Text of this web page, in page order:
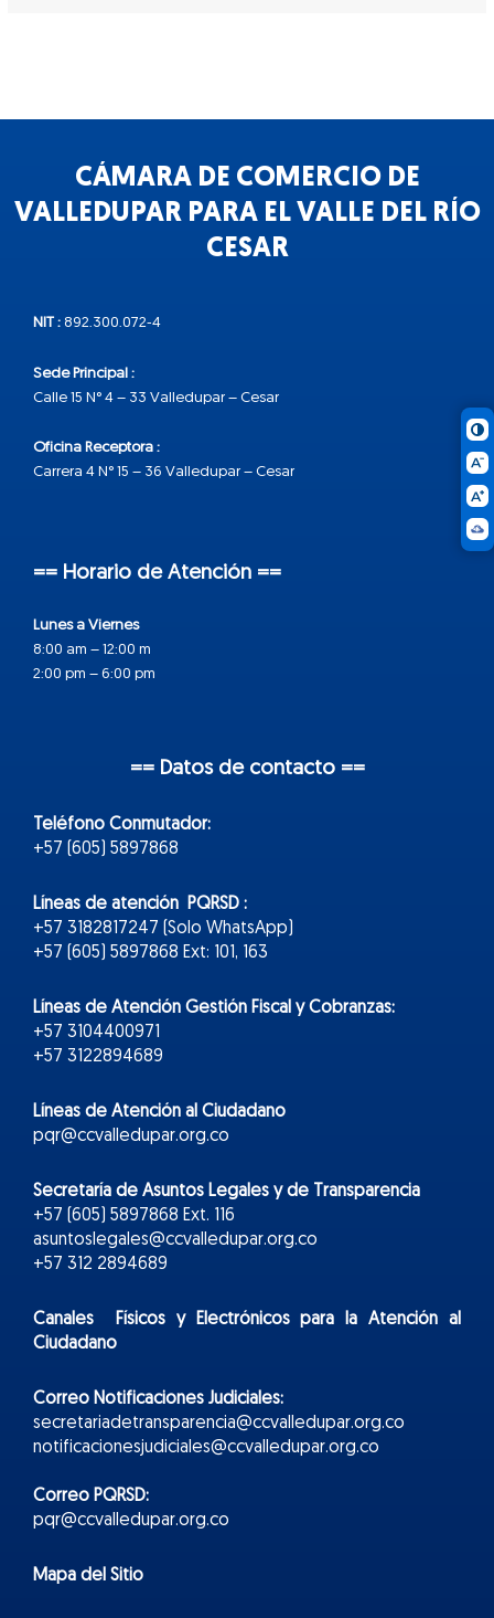
CÁMARA DE COMERCIO DE
VALLEDUPAR PARA EL VALLE DEL RÍO
CESAR
NIT : 892.300.072-4
Sede Principal :
Calle 15 N° 4 – 33 Valledupar – Cesar
Oficina Receptora :
Carrera 4 N° 15 – 36 Valledupar – Cesar
== Horario de Atención ==
Lunes a Viernes
8:00 am – 12:00 m
2:00 pm – 6:00 pm
== Datos de contacto ==
Teléfono Conmutador:
+57 (605) 5897868
Líneas de atención PQRSD :
+57 3182817247 (Solo WhatsApp)
+57 (605) 5897868 Ext: 101, 163
Líneas de Atención Gestión Fiscal y Cobranzas:
+57 3104400971
+57 3122894689
Líneas de Atención al Ciudadano
pqr@ccvalledupar.org.co
Secretaría de Asuntos Legales y de Transparencia
+57 (605) 5897868 Ext. 116
asuntoslegales@ccvalledupar.org.co
+57 312 2894689
Canales Físicos yElectrónicospara la Atención al
Ciudadano
Correo Notificaciones Judiciales:
secretariadetransparencia@ccvalledupar.org.co
notificacionesjudiciales@ccvalledupar.org.co
Correo PQRSD:
pqr@ccvalledupar.org.co
Mapa del Sitio